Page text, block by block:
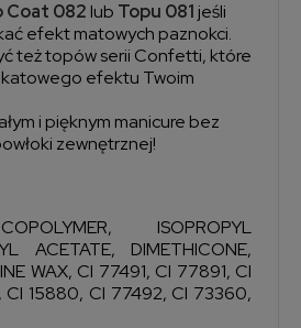
Coat 082 lub Topu 081 jeśli
efekt matowych paznokci.
też topów serii Confetti, które
efektu Twoim
i pięknym manicure bez
zewnętrznej!
ISOPROPYL
ACETATE, DIMETHICONE,
WAX, CI 77491, CI 77891, CI
15880, CI 77492, CI 73360,